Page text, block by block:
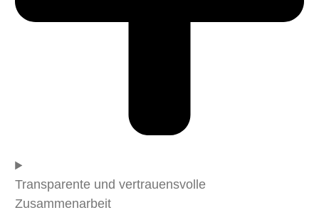
Transparente und vertrauensvolle
Zusammenarbeit